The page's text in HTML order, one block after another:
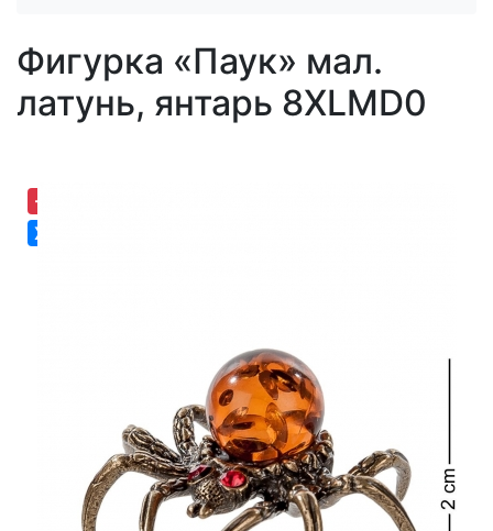
Фигурка «Паук» мал.
латунь, янтарь 8XLMD0
-30,63%
Хит